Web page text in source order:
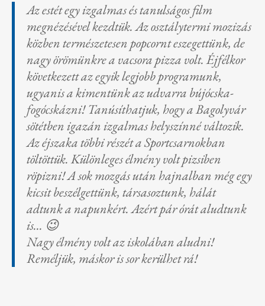
Az estét egy izgalmas és tanulságos film
megnézésével kezdtük. Az osztálytermi mozizás
közben természetesen popcornt eszegettünk, de
nagy örömünkre a vacsora pizza volt. Éjfélkor
következett az egyik legjobb programunk,
ugyanis a kimentünk az udvarra bújócska-
fogócskázni! Tanúsíthatjuk, hogy a Bagolyvár
sötétben igazán izgalmas helyszínné változik.
Az éjszaka többi részét a Sportcsarnokban
töltöttük. Különleges élmény volt pizsiben
röpizni! A sok mozgás után hajnalban még egy
kicsit beszélgettünk, társasoztunk, hálát
adtunk a napunkért. Azért pár órát aludtunk
is… 😉
Nagy élmény volt az iskolában aludni!
Reméljük, máskor is sor kerülhet rá!